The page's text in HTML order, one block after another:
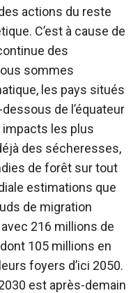
actions du reste
C’est à cause de
des
sommes
les pays situés
de l’équateur
les plus
des sécheresses,
de forêt sur tout
estimations que
de migration
216 millions de
105 millions en
foyers d’ici 2050.
est après-demain